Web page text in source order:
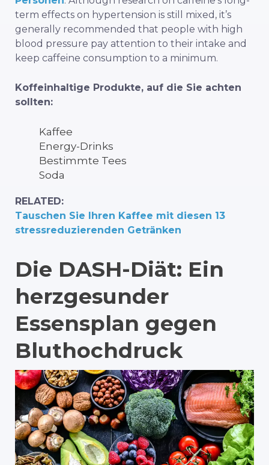
term effects on hypertension is still mixed, it’s
generally recommended that people with high
blood pressure pay attention to their intake and
keep caffeine consumption to a minimum.
Koffeinhaltige Produkte, auf die Sie achten
sollten:
Kaffee
Energy-Drinks
Bestimmte Tees
Soda
RELATED:
Tauschen Sie Ihren Kaffee mit diesen 13
stressreduzierenden Getränken
Die DASH-Diät: Ein
herzgesunder
Essensplan gegen
Bluthochdruck